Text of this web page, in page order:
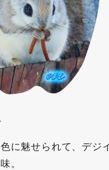
に魅せられて、デジ
。